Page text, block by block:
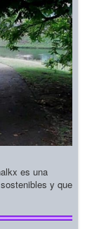
es una
y que